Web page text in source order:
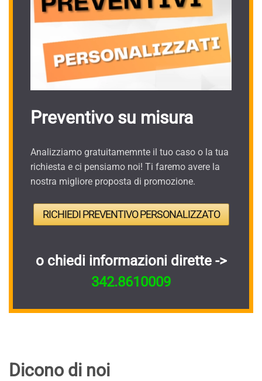
Preventivo su misura
Analizziamo gratuitamemnte il tuo caso o la tua
richiesta e ci pensiamo noi! Ti faremo avere la
nostra migliore proposta di promozione.
RICHIEDI PREVENTIVO PERSONALIZZATO
o chiedi informazioni dirette ->
342.8610009
Dicono di noi